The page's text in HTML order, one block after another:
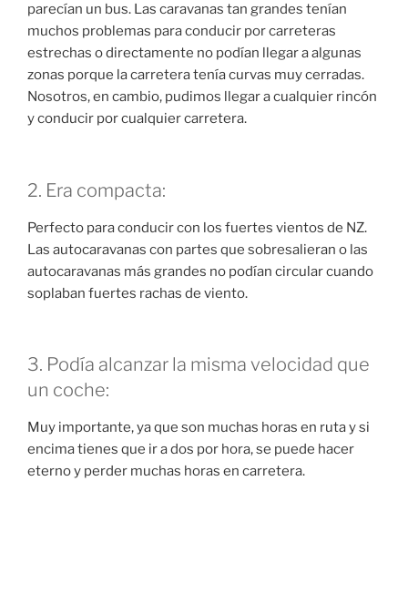
parecían un bus. Las caravanas tan grandes tenían
muchos problemas para conducir por carreteras
estrechas o directamente no podían llegar a algunas
zonas porque la carretera tenía curvas muy cerradas.
Nosotros, en cambio, pudimos llegar a cualquier rincón
y conducir por cualquier carretera.
2. Era compacta:
Perfecto para conducir con los fuertes vientos de NZ.
Las autocaravanas con partes que sobresalieran o las
autocaravanas más grandes no podían circular cuando
soplaban fuertes rachas de viento.
3. Podía alcanzar la misma velocidad que
un coche:
Muy importante, ya que son muchas horas en ruta y si
encima tienes que ir a dos por hora, se puede hacer
eterno y perder muchas horas en carretera.